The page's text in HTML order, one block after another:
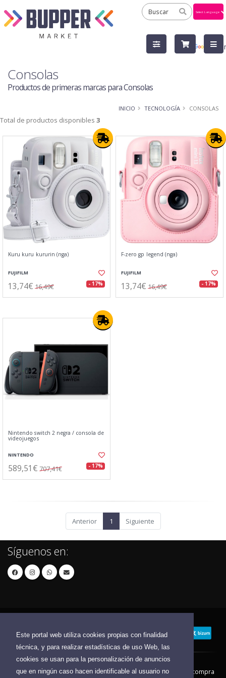
Este portal web utiliza cookies propias con finalidad
técnica, y para realizar estadísticas de uso Web, las
cookies se usan para la personalización de anuncios
que en ningún caso hacen identificable al usuario no
by
Consolas
Productos de primeras marcas para Consolas
INICIO TECNOLOGÍA CONSOLAS
Total de productos disponibles 3
Kuru kuru kururin (nga)
FUJIFILM
13,74€ 16,49€ - 17%
F-zero gp legend (nga)
FUJIFILM
13,74€ 16,49€ - 17%
Nintendo switch 2 negra / consola de
videojuegos
NINTENDO
589,51€ 707,41€ - 17%
Anterior 1 Siguiente
Síguenos en:
Contacto Aviso Legal Condiciones de compra